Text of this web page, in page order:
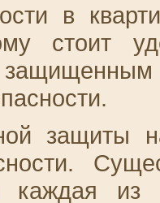
в
стоит
защиты
каждая из